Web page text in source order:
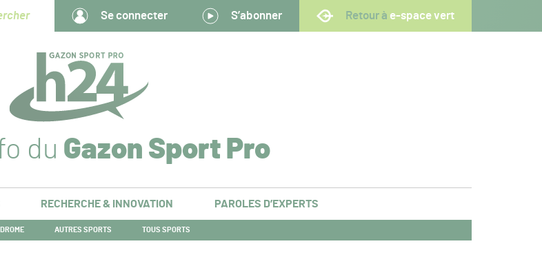
Se connecter S’abonner Retour à e-space vert
du Gazon Sport Pro
RECHERCHE & INNOVATION PAROLES D’EXPERTS
AUTRES SPORTS TOUS SPORTS